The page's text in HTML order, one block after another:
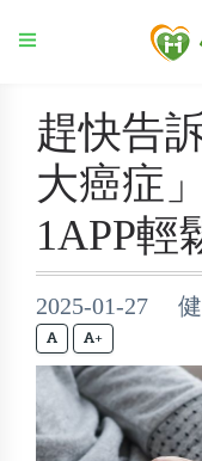
趕快告
大癌症
1APP輕
2025-01-27 健
+